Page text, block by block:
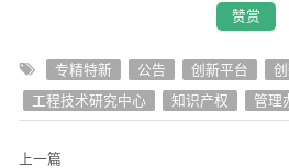
赞赏
专精特新 公告 创新平台
工程技术研究中心
知识产权 管理
上一篇